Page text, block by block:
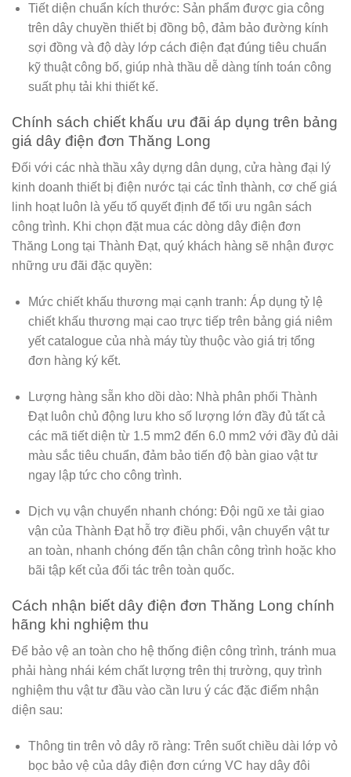
Tiết diện chuẩn kích thước: Sản phẩm được gia công
trên dây chuyền thiết bị đồng bộ, đảm bảo đường kính
sợi đồng và độ dày lớp cách điện đạt đúng tiêu chuẩn
kỹ thuật công bố, giúp nhà thầu dễ dàng tính toán công
suất phụ tải khi thiết kế.
Chính sách chiết khấu ưu đãi áp dụng trên bảng
giá dây điện đơn Thăng Long
Đối với các nhà thầu xây dựng dân dụng, cửa hàng đại lý
kinh doanh thiết bị điện nước tại các tỉnh thành, cơ chế giá
linh hoạt luôn là yếu tố quyết định để tối ưu ngân sách
công trình. Khi chọn đặt mua các dòng dây điện đơn
Thăng Long tại Thành Đạt, quý khách hàng sẽ nhận được
những ưu đãi đặc quyền:
Mức chiết khấu thương mại cạnh tranh: Áp dụng tỷ lệ
chiết khấu thương mại cao trực tiếp trên bảng giá niêm
yết catalogue của nhà máy tùy thuộc vào giá trị tổng
đơn hàng ký kết.
Lượng hàng sẵn kho dồi dào: Nhà phân phối Thành
Đạtluôn chủ động lưu kho số lượng lớn đầy đủ tất cả
các mã tiết diện từ 1.5 mm2 đến 6.0 mm2 với đầy đủ dải
màu sắc tiêu chuẩn, đảm bảo tiến độ bàn giao vật tư
ngay lập tức cho công trình.
Dịch vụ vận chuyển nhanh chóng: Đội ngũ xe tải giao
vận của Thành Đạthỗ trợ điều phối, vận chuyển vật tư
an toàn, nhanh chóng đến tận chân công trình hoặc kho
bãi tập kết của đối tác trên toàn quốc.
Cách nhận biết dây điện đơn Thăng Long chính
hãng khi nghiệm thu
Để bảo vệ an toàn cho hệ thống điện công trình, tránh mua
phải hàng nhái kém chất lượng trên thị trường, quy trình
nghiệm thu vật tư đầu vào cần lưu ý các đặc điểm nhận
diện sau:
Thông tin trên vỏ dây rõ ràng: Trên suốt chiều dài lớp vỏ
bọc bảo vệ của dây điện đơn cứng VC hay dây đôi